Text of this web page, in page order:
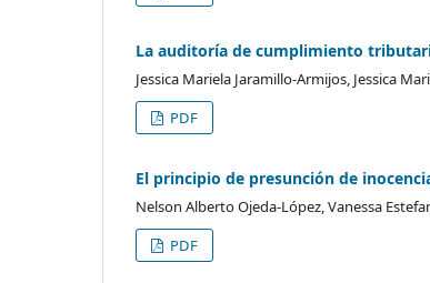
La auditoría de cumplimiento
Jessica Mariela Jaramillo-Armijos, Jessica
PDF
El principio de presunción de
Nelson Alberto Ojeda-López, Vanessa
PDF